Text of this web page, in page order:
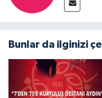
Bunlar da ilginizi